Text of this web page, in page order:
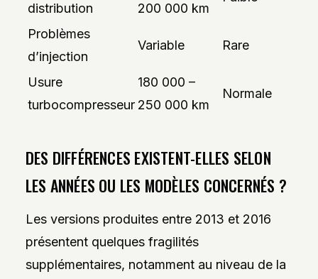
distribution
200 000 km
Problèmes
d’injection
Variable Rare
Usure
turbocompresseur
180 000 –
250 000 km
Normale
DES DIFFÉRENCES EXISTENT-ELLES SELON
LES ANNÉES OU LES MODÈLES CONCERNÉS ?
Les versions produites entre 2013 et 2016
présentent quelques fragilités
supplémentaires, notamment au niveau de la